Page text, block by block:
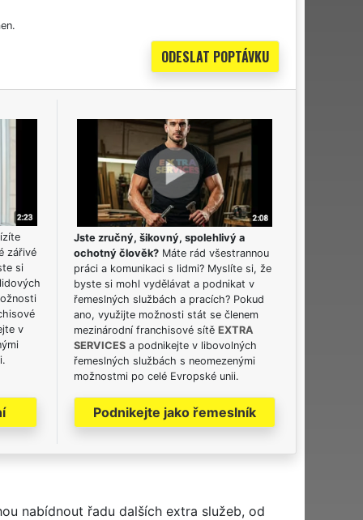
zářivé
si
v
Jste zručný, šikovný, spolehlivý a
ochotný člověk? Máte rád všestrannou
práci a komunikaci s lidmi? Myslíte si, že
byste si mohl vydělávat a podnikat v
řemeslných službách a pracích? Pokud
ano, využijte možnosti stát se členem
mezinárodní franchisové sítě EXTRA
SERVICES a podnikejte v libovolných
řemeslných službách s neomezenými
možnostmi po celé Evropské unii.
Podnikejte jako řemeslník
nabídnout řadu dalších extra služeb, od